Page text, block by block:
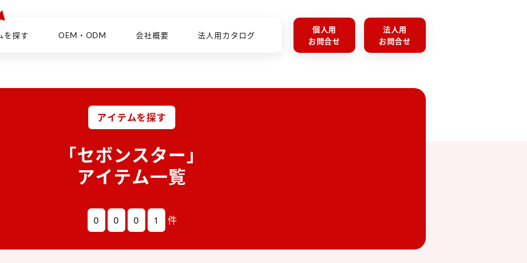
を探す OEM・ODM 会社概要 法人用カタログ
個人用
お問合せ
法人用
お問合せ
アイテムを探す
「セボンスター」
アイテム一覧
0 0 0 1 件